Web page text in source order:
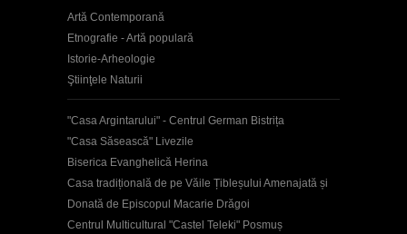
Artă Contemporană
Etnografie - Artă populară
Istorie-Arheologie
Ştiinţele Naturii
"Casa Argintarului" - Centrul German Bistrița
"Casa Săsească" Livezile
Biserica Evanghelică Herina
Casa tradițională de pe Văile Țibleșului Amenajată și
Donată de Episcopul Macarie Drăgoi
Centrul Multicultural "Castel Teleki" Posmuș